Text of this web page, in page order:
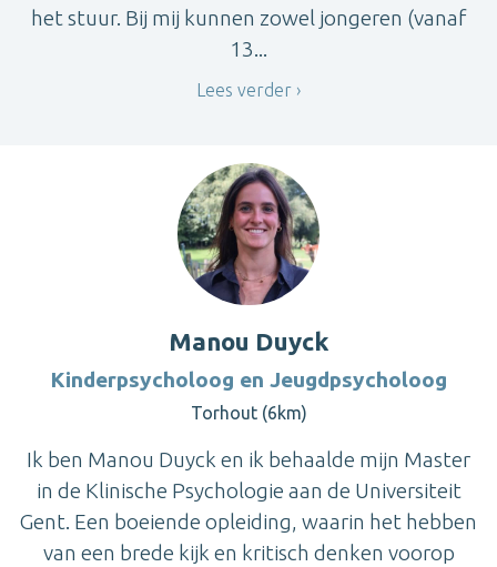
het stuur. Bij mij kunnen zowel jongeren (vanaf
13...
Lees verder
Manou Duyck
Kinderpsycholoog en Jeugdpsycholoog
Torhout (6km)
Ik ben Manou Duyck en ik behaalde mijn Master
in de Klinische Psychologie aan de Universiteit
Gent. Een boeiende opleiding, waarin het hebben
van een brede kijk en kritisch denken voorop